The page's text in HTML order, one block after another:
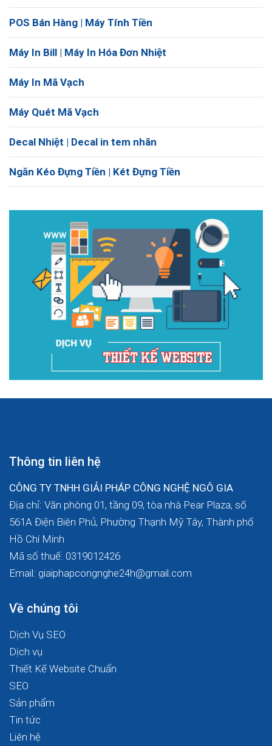
POS Bán Hàng | Máy Tính Tiền
Máy In Bill | Máy In Hóa Đơn Nhiệt
Máy In Mã Vạch
Máy Quét Mã Vạch
Decal Nhiệt | Decal in tem nhãn
Ngăn Kéo Đựng Tiền | Két Đựng Tiền
Thông tin liên hệ
CÔNG TY TNHH GIẢI PHÁP CÔNG NGHỆ NGÔ GIA
Địa chỉ: Văn phòng 01, tầng 09, tòa nhà Pear Plaza, số
561A Điện Biên Phủ, Phường Thạnh Mỹ Tây, Thành phố
Hồ Chí Minh
Mã số thuế: 0319012426
Email: giaiphapcongnghe24h@gmail.com
Về chúng tôi
Dịch Vụ SEO
Dịch vụ
Thiết Kế Website Chuẩn
SEO
Sản phẩm
Tin tức
Liên hệ